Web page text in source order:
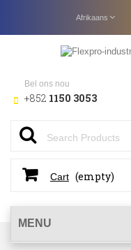
Afrikaans
Bel ons nou
+852 1150 3053
Cart (empty)
MENU